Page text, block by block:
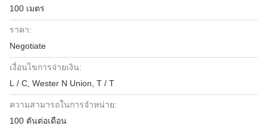
100 เมตร
ราคา:
Negotiate
เงื่อนไขการจ่ายเงิน:
L / C, Wester N Union, T / T
ความสามารถในการจําหน่าย:
100 ตันต่อเดือน